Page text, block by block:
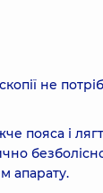
не
пояса і
апарату.